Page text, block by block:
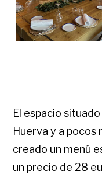
El espacio
Huerva y a pocos
creado un menú
un precio de 28